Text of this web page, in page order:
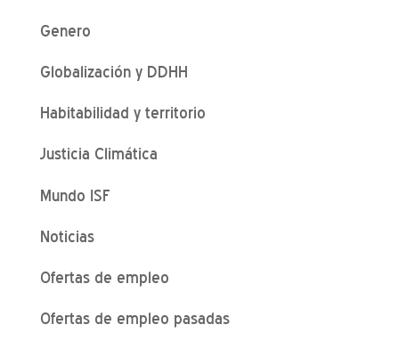
Genero
Globalización y DDHH
Habitabilidad y territorio
Justicia Climática
Mundo ISF
Noticias
Ofertas de empleo
Ofertas de empleo pasadas